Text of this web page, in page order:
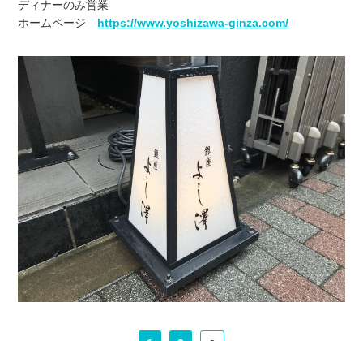
ディナーのみ営業
ホームページ https://www.yoshizawa-ginza.com/